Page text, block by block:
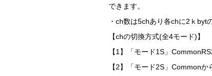
できます。
・ch数は5chあり各chに2ｋbyt
【chの切換方式(全4モード)】
【1】「モード1S」
【2】「モード2S」Common